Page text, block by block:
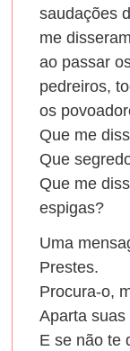
saudações
me disseram
ao passar
pedreiros,
os
Que me
Que
Que me
espigas?
Uma
Prestes.
Procura-o,
Aparta
E se não te